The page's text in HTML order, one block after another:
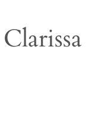
Clarissa